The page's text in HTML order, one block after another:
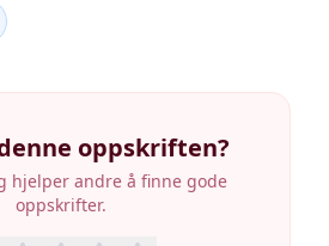
oppskriften?
hjelper andre å finne gode
oppskrifter.